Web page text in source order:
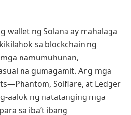
wallet ng Solana ay mahalaga
sa blockchain ng
mga namumuhunan,
na gumagamit. Ang mga
Solflare, at Ledger
aalok ng natatanging mga
sa iba’t ibang